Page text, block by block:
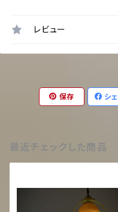
レビュー
保存 シ
最近チェックした商品